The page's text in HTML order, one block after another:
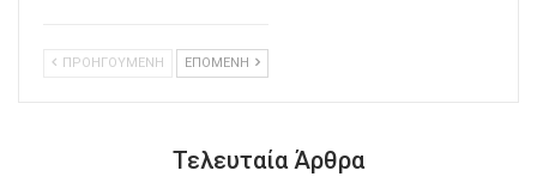
ΠΡΟΗΓΟΥΜΕΝΗ ΕΠΟΜΕΝΗ
Τελευταία Άρθρα